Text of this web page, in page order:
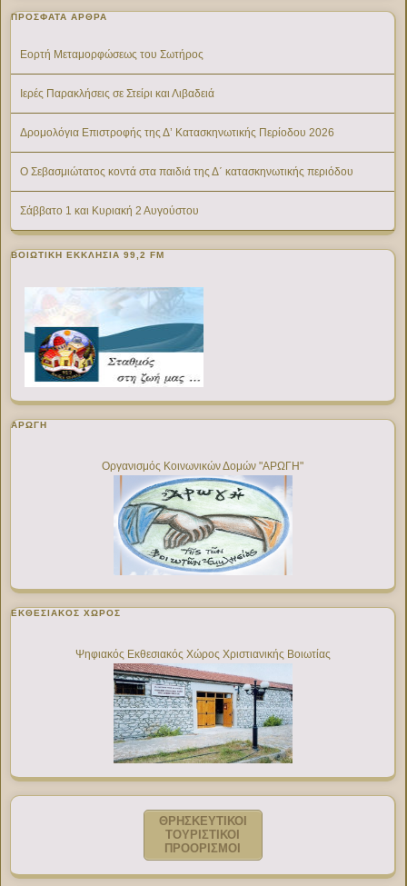
ΠΡΌΣΦΑΤΑ ΆΡΘΡΑ
Εορτή Μεταμορφώσεως του Σωτήρος
Ιερές Παρακλήσεις σε Στείρι και Λιβαδειά
Δρομολόγια Επιστροφής της Δ’ Κατασκηνωτικής Περίοδου 2026
Ο Σεβασμιώτατος κοντά στα παιδιά της Δ΄ κατασκηνωτικής περιόδου
Σάββατο 1 και Κυριακή 2 Αυγούστου
ΒΟΙΩΤΙΚΉ ΕΚΚΛΗΣΊΑ 99,2 FM
ΑΡΩΓΗ
Οργανισμός Κοινωνικών Δομών "ΑΡΩΓΗ"
ΕΚΘΕΣΙΑΚΌΣ ΧΏΡΟΣ
Ψηφιακός Εκθεσιακός Χώρος Χριστιανικής Βοιωτίας
ΘΡΗΣΚΕΥΤΙΚΟΙ
ΤΟΥΡΙΣΤΙΚΟΙ
ΠΡΟΟΡΙΣΜΟΙ